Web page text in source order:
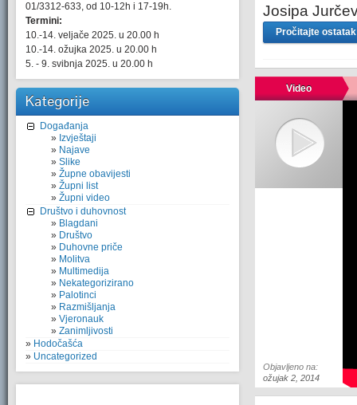
01/3312-633, od 10-12h i 17-19h.
Termini:
10.-14. veljače 2025. u 20.00 h
10.-14. ožujka 2025. u 20.00 h
5. - 9. svibnja 2025. u 20.00 h
Kategorije
Događanja
Izvještaji
Najave
Slike
Župne obavijesti
Župni list
Župni video
Društvo i duhovnost
Blagdani
Društvo
Duhovne priče
Molitva
Multimedija
Nekategorizirano
Palotinci
Razmišljanja
Vjeronauk
Zanimljivosti
Hodočašća
Uncategorized
Josipa
Pročitajte
Video
Objavljeno na:
ožujak 2, 2014